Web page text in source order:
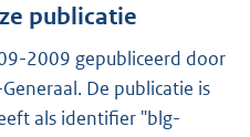
t
e
:
5
publicatie
2009 gepubliceerd door
De publicatie is
als identifier "blg-